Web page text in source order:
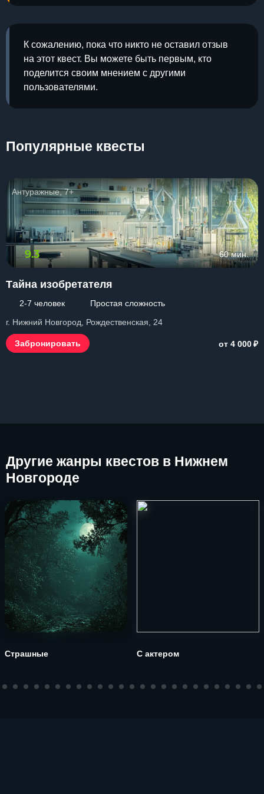
К сожалению, пока что никто не оставил отзыв
на этот квест. Вы можете быть первым, кто
поделится своим мнением с другими
пользователями.
Популярные квесты
Антуражные, 7+
9.3 60 мин.
Тайна изобретателя
2-7 человек
Простая сложность
г. Нижний Новгород, Рождественская, 24
Забронировать от 4 000₽
Другие жанры квестов в Нижнем
Новгороде
Страшные С актером